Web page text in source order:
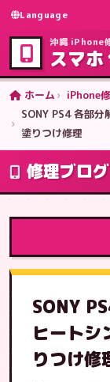
Language
沖縄 iPhone
スマホ
ホーム
iPhone
SONY PS4 各部分
塗りつけ修理
修理ブログ
SONY
ヒートシ
りつけ修